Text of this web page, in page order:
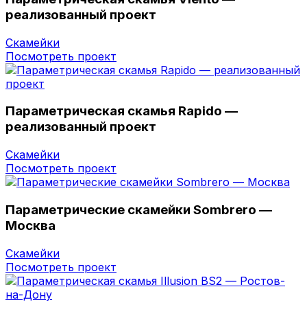
реализованный проект
Скамейки
Посмотреть проект
Параметрическая скамья Rapido —
реализованный проект
Скамейки
Посмотреть проект
Параметрические скамейки Sombrero —
Москва
Скамейки
Посмотреть проект